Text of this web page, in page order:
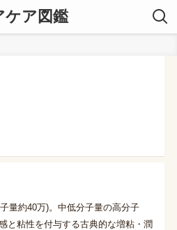
ケア図鑑
量約40万)。中低分子量の高分子
と粘性を付与する古典的な増粘・潤